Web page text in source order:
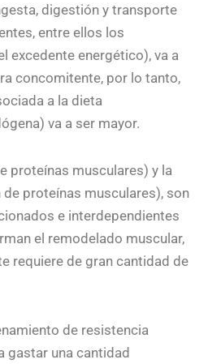
digestión y transporte
entre ellos los
excedente energético), va a
concomitente, por lo tanto,
a la dieta
va a ser mayor.
proteínas musculares) y la
proteínas musculares), son
e interdependientes
el remodelado muscular,
requiere de gran cantidad de
de resistencia
gastar una cantidad